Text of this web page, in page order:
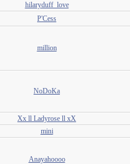
hilaryduff_love
P'Cess
million
NoDoKa
Xx ll Ladyrose ll xX
mini
Anayahoooo